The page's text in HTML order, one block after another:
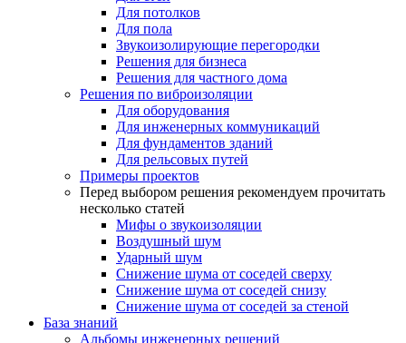
Для потолков
Для пола
Звукоизолирующие перегородки
Решения для бизнеса
Решения для частного дома
Решения по виброизоляции
Для оборудования
Для инженерных коммуникаций
Для фундаментов зданий
Для рельсовых путей
Примеры проектов
Перед выбором решения рекомендуем прочитать
несколько статей
Мифы о звукоизоляции
Воздушный шум
Ударный шум
Снижение шума от соседей сверху
Снижение шума от соседей снизу
Снижение шума от соседей за стеной
База знаний
Альбомы инженерных решений